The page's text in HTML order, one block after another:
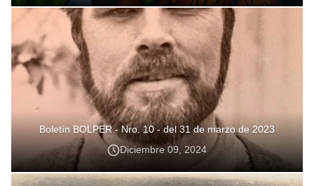
Boletín BOLPER - Nro. 10 - del 31 de marzo de 2023
Diciembre 09, 2024